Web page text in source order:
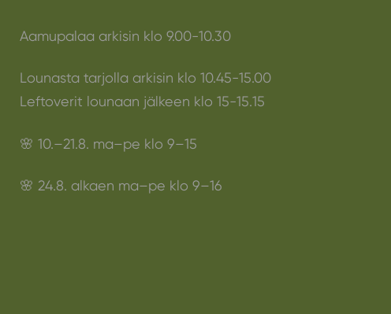
Aamupalaa arkisin klo 9.00-10.30
Lounasta tarjolla arkisin klo 10.45-15.00
Leftoverit lounaan jälkeen klo 15-15.15
🌸 10.–21.8. ma–pe klo 9–15
🌸 24.8. alkaen ma–pe klo 9–16